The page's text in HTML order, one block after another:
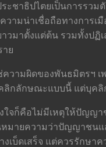
ะชาธิปไตยเป็นการรวม
วามน่าเชื่อถือทางการ
าวมาตั้งแต่ต้น รวมทั้งป
าย
วามผิดของพันธมิตรฯ เ
ลิกลักษณะแบบนี้ แต่บุคลิ
ใจก็คือไม่มีเหตุให้ปัญญ
มายความว่าปัญญาชนแ
เบ็ดเสร็จ แต่ควรรักษาค